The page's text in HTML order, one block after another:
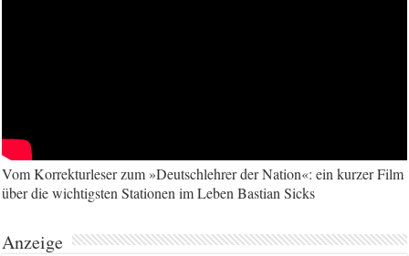
Vom Korrekturleser zum »Deutschlehrer der Nation«: ein kurzer Film
über die wichtigsten Stationen im Leben Bastian Sicks
Anzeige